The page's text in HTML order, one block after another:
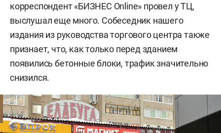
корреспондент «БИЗНЕС Online» провел у ТЦ,
выслушал еще много. Собеседник нашего
издания из руководства торгового центра также
признает, что, как только перед зданием
появились бетонные блоки, трафик значительно
снизился.